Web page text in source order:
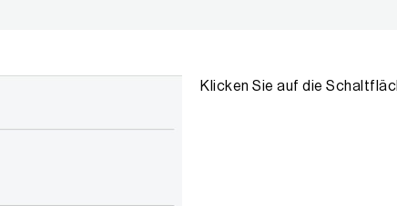
Klicken Sie auf die